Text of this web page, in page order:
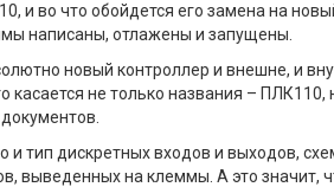
и во что обойдется его замена на
написаны, отлажены и запущены.
новый контроллер и внешне, и
не только названия – ПЛК110,
и тип дискретных входов и выходов,
выведенных на клеммы. А это значит,